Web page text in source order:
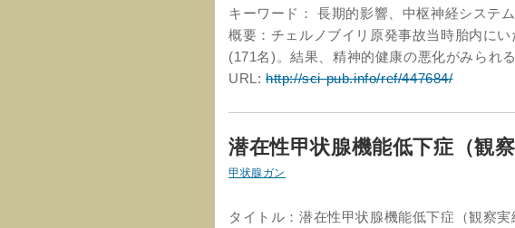
キーワード： 長期的影響、中枢神経システ
概要：チェルノブイリ原発事故当時胎内に
(171名)。結果、精神的健康の悪化がみられ
URL: http://sci-pub.info/ref/447684/
潜在性甲状腺機能低下症（観察
甲状腺ガン
タイトル：潜在性甲状腺機能低下症（観察実